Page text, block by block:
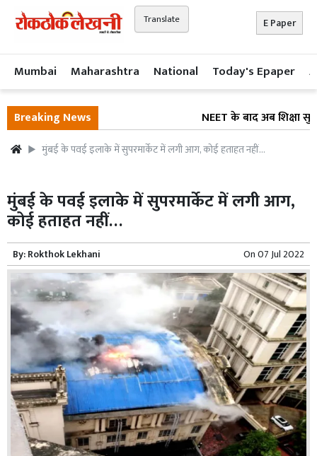
Translate E Paper
Mumbai Maharashtra National Today's Epaper
Breaking News NEET के बाद अब शिक्षा
मुंबई के पवई इलाके में सुपरमार्केट में लगी आग, कोई हताहत नहीं…
मुंबई के पवई इलाके में सुपरमार्केट में लगी आग,
कोई हताहत नहीं…
By:Rokthok Lekhani On07 Jul 2022